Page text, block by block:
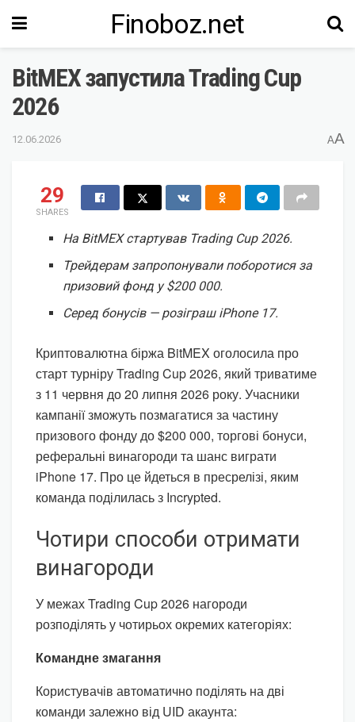
Finoboz.net
BitMEX запустила Trading Cup
2026
12.06.2026 AA
29
SHARES
На BitMEX стартував Trading Cup 2026.
Трейдерам запропонували поборотися за
призовий фонд у $200 000.
Серед бонусів — розіграш iPhone 17.
Криптовалютна біржа BitMEX оголосила про
старт турніру Trading Cup 2026, який триватиме
з 11 червня до 20 липня 2026 року. Учасники
кампанії зможуть позмагатися за частину
призового фонду до $200 000, торгові бонуси,
реферальні винагороди та шанс виграти
iPhone 17. Про це йдеться в пресрелізі, яким
команда поділилась з Incrypted.
Чотири способи отримати
винагороди
У межах Trading Cup 2026 нагороди
розподілять у чотирьох окремих категоріях:
Командне змагання
Користувачів автоматично поділять на дві
команди залежно від UID акаунта: